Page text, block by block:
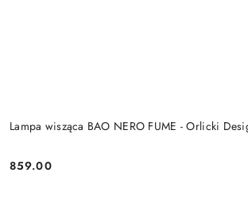
Lampa wisząca BAO NERO FUME - Orlicki
Cena:
859.00